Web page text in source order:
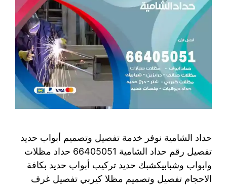
حداد الشامية نوفر خدمة تفصيل وتصميم أبواب حديد
تفصيل رقم حداد الشامية 66405051 حداد مظلات
وابواب وشبابيكشبك حديد تركيب أبواب حديد بكافة
الاحجام تفصيل وتصميم مظلا كيربي تفصيل غرف